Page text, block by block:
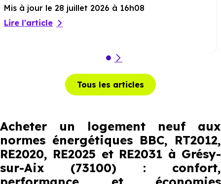
Mis à jour le 28 juillet 2026 à 16h08
Lire l'article
Tous les articles
Acheter un logement neuf aux
normes énergétiques BBC, RT2012,
RE2020, RE2025 et RE2031 à Grésy-
sur-Aix (73100) : confort,